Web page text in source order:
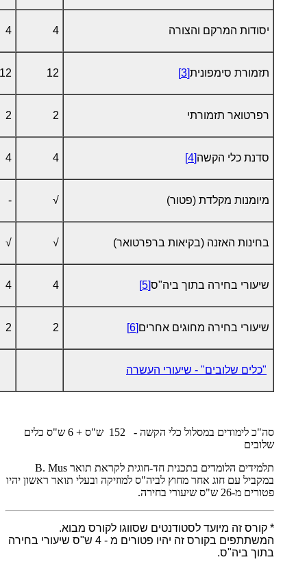
יסודות המרקם והצורה 4
4
תזמורת סימפונית[3]
12
12
רפרטואר תזמורתי 2
2
סדנת כלי הקשה[4]
4
4
מיומנות מקלדת (פטור) √
-
בחינות האזנה (בקיאות ברפרטואר) √
√
שיעורי בחירה בתוך ביה"ס[5]
4
4
שיעורי בחירה מחוגים אחרים[6]
2
2
"כלים שלובים" - שיעורי העשרה
סה"כ לימודים במסלול כלי הקשה - 152 ש"ס + 6 ש"ס כלים
שלובים
תלמידים הלומדים בתכנית חד-חוגית לקראת תואר B. Mus
במקביל עם חוג אחר מחוץ לביה"ס למוזיקה ובעלי תואר ראשון יהיו
פטורים מ-26 ש"ס שיעורי בחירה.
* קורס זה מיועד לסטודנטים שסווגו לקורס מבוא.
המשתתפים בקורס זה יהיו פטורים מ - 4 ש"ס שיעורי בחירה
בתוך ביה"ס.